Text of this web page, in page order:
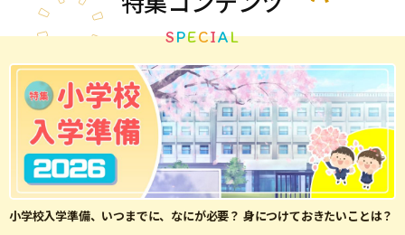
SPECIAL
小学校入学準備、いつまでに、なにが必要？ 身につけておきたいことは？